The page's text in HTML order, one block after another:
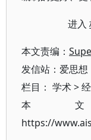
进入
本文责编：
发信站：爱思
栏目： 学术>
本
https://